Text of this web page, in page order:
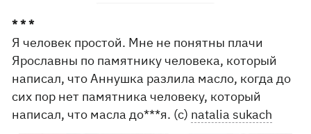
* * *
Я человек простой. Мне не понятны плачи
Ярославны по памятнику человека, который
написал, что Аннушка разлила масло, когда до
сих пор нет памятника человеку, который
написал, что масла до***я. (с) natalia sukach